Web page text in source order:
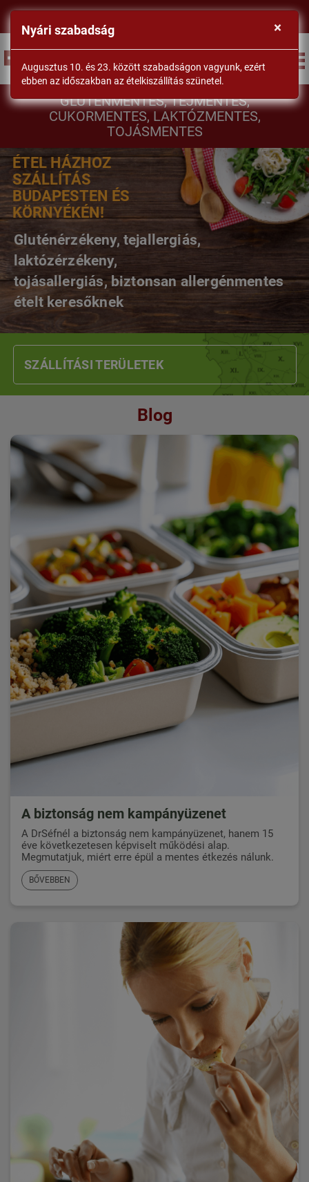
DrSéf
GLUTÉNMENTES, TEJMENTES,
CUKORMENTES, LAKTÓZMENTES,
TOJÁSMENTES
ÉTEL HÁZHOZ
SZÁLLÍTÁS
BUDAPESTEN ÉS
KÖRNYÉKÉN!
Gluténérzékeny, tejallergiás,
laktózérzékeny,
tojásallergiás, biztonsan allergénmentes
ételt keresőknek
SZÁLLÍTÁSI TERÜLETEK
Blog
A biztonság nem kampányüzenet
A DrSéfnél a biztonság nem kampányüzenet, hanem 15
éve következetesen képviselt működési alap.
Megmutatjuk, miért erre épül a mentes étkezés nálunk.
BŐVEBBEN
×
Nyári szabadság
Augusztus 10. és 23. között szabadságon vagyunk, ezért
ebben az időszakban az ételkiszállítás szünetel.